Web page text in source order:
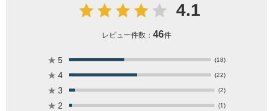
4.1
レビュー件数： 46件
★ 5 (18)
★ 4 (22)
★ 3 (2)
★ 2 (1)